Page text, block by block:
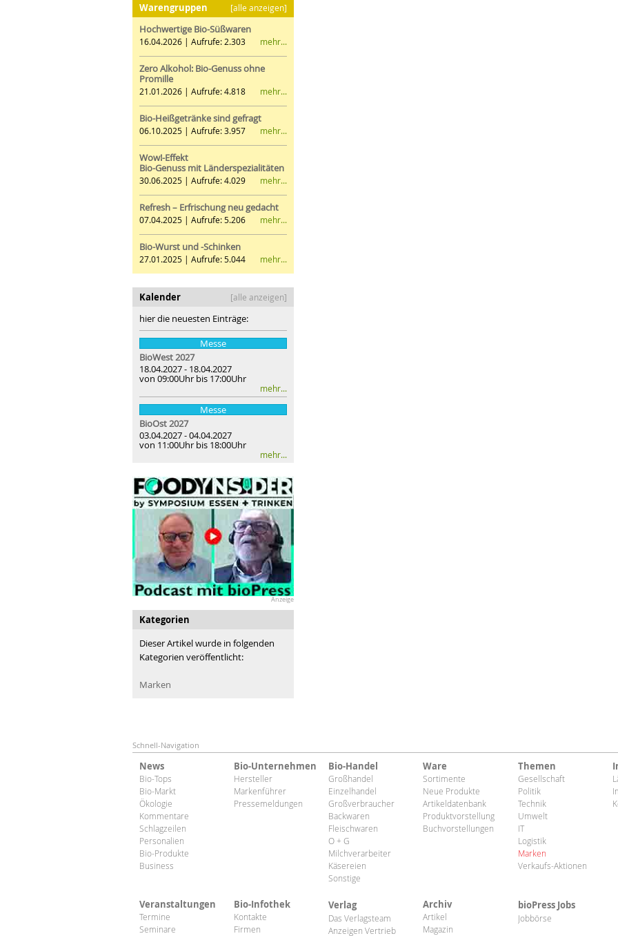
Warengruppen [alle anzeigen]
Hochwertige Bio-Süßwaren
16.04.2026 | Aufrufe: 2.303 mehr...
Zero Alkohol: Bio-Genuss ohne
Promille
21.01.2026 | Aufrufe: 4.818 mehr...
Bio-Heißgetränke sind gefragt
06.10.2025 | Aufrufe: 3.957 mehr...
Wow!-Effekt
Bio-Genuss mit Länderspezialitäten
30.06.2025 | Aufrufe: 4.029 mehr...
Refresh – Erfrischung neu gedacht
07.04.2025 | Aufrufe: 5.206 mehr...
Bio-Wurst und -Schinken
27.01.2025 | Aufrufe: 5.044 mehr...
Kalender [alle anzeigen]
hier die neuesten Einträge:
Messe
BioWest 2027
18.04.2027 - 18.04.2027
von 09:00Uhr bis 17:00Uhr
mehr...
Messe
BioOst2027
03.04.2027 - 04.04.2027
von 11:00Uhr bis 18:00Uhr
mehr...
Anzeige
Kategorien
Dieser Artikel wurde in folgenden
Kategorien veröffentlicht:
Marken
Schnell-Navigation
News
Bio-Tops
Bio-Markt
Ökologie
Kommentare
Schlagzeilen
Personalien
Bio-Produkte
Business
Bio-Unternehmen
Hersteller
Markenführer
Pressemeldungen
Bio-Handel
Großhandel
Einzelhandel
Großverbraucher
Backwaren
Fleischwaren
O + G
Milchverarbeiter
Käsereien
Sonstige
Ware
Sortimente
Neue Produkte
Artikeldatenbank
Produktvorstellung
Buchvorstellungen
Themen
Gesellschaft
Politik
Technik
Umwelt
IT
Logistik
Marken
Verkaufs-Aktionen
Veranstaltungen
Termine
Seminare
Bio-Infothek
Kontakte
Firmen
Verlag
Das Verlagsteam
Anzeigen Vertrieb
Archiv
Artikel
Magazin
bioPress Jobs
Jobbörse